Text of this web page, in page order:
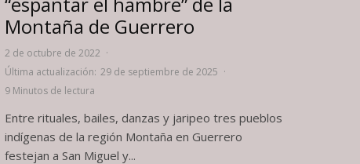
Montaña de Guerrero
2 de octubre de 2022 ·
Última actualización: 29 de septiembre de 2025 ·
9 Minutos de lectura
Entre rituales, bailes, danzas y jaripeo tres pueblos
indígenas de la región Montaña en Guerrero
festejan a San Miguel y...